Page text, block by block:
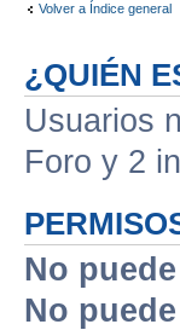
Volver a Índice general
¿QUIÉN
Usuarios
Foro y 2
No puede
No puede